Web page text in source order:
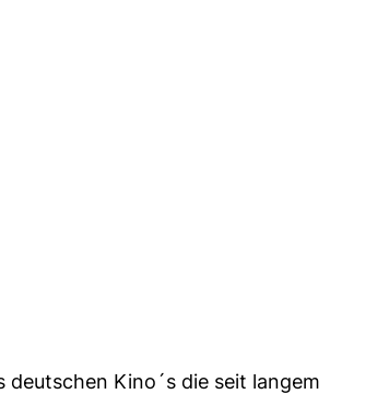
deutschen Kino´s die seit langem